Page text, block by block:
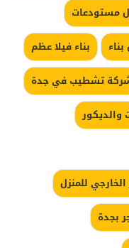
مستودعات
بناء فيلا عظم
تشطيب في جدة
والديكور
للمنزل
بجدة